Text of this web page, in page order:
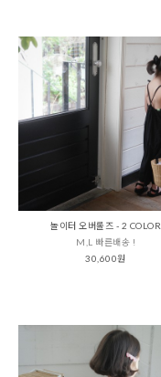
놀이터 오버롤즈 - 2 COLOR
M,L 빠른배송 !
30,600원